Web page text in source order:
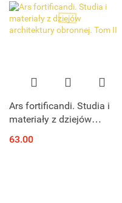
Ars fortificandi. Studia i
materiały z dziejów
II
63.00